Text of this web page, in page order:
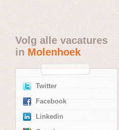
Volg alle vacatures
inMolenhoek
Twitter
Facebook
Linkedin